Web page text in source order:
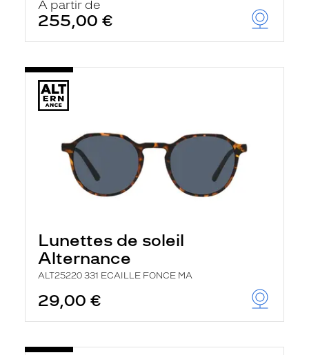
À partir de
255,00 €
Lunettes de soleil
Alternance
ALT25220 331 ECAILLE FONCE MA
29,00 €